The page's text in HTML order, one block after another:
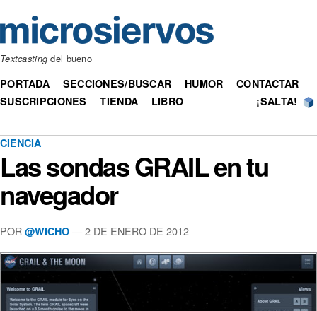
Textcasting del bueno
PORTADA SECCIONES/BUSCAR HUMOR
CONTACTAR
SUSCRIPCIONES
TIENDA LIBRO ¡SALTA!
CIENCIA
Las sondas GRAIL en tu
navegador
POR @WICHO — 2 DE ENERO DE 2012